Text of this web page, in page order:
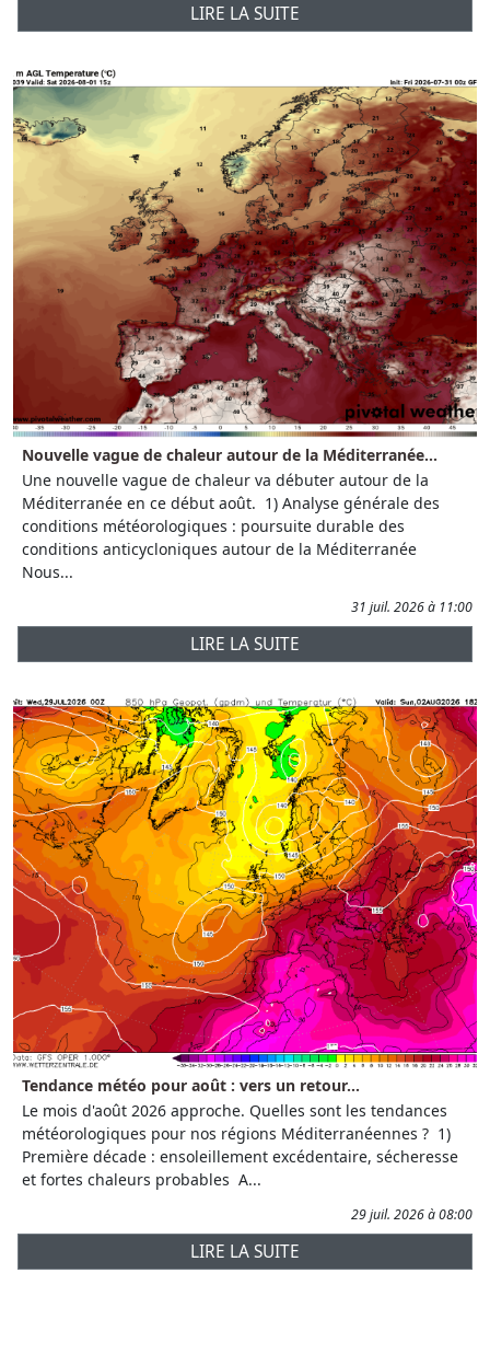
LIRE LA SUITE
Nouvelle vague de chaleur autour de la Méditerranée...
Une nouvelle vague de chaleur va débuter autour de la
Méditerranée en ce début août. 1) Analyse générale des
conditions météorologiques : poursuite durable des
conditions anticycloniques autour de la Méditerranée
Nous...
31 juil. 2026 à 11:00
LIRE LA SUITE
Tendance météo pour août : vers un retour...
Le mois d'août 2026 approche. Quelles sont les tendances
météorologiques pour nos régions Méditerranéennes ? 1)
Première décade : ensoleillement excédentaire, sécheresse
et fortes chaleurs probables A...
29 juil. 2026 à 08:00
LIRE LA SUITE